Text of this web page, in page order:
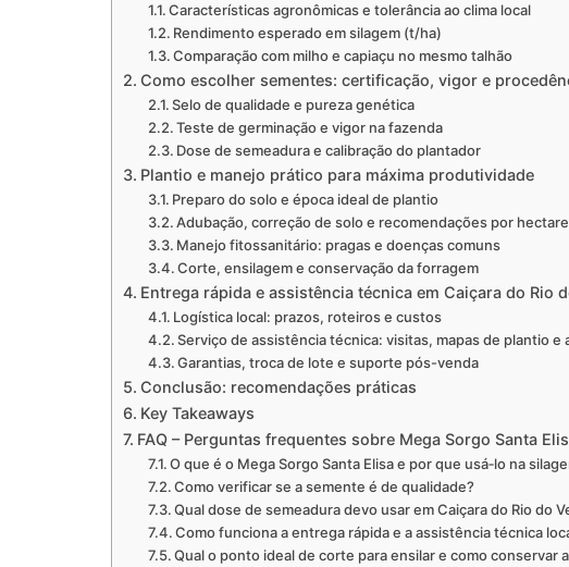
Características agronômicas e tolerância ao clima local
Rendimento esperado em silagem (t/ha)
Comparação com milho e capiaçu no mesmo talhão
Como escolher sementes: certificação, vigor e
Selo de qualidade e pureza genética
Teste de germinação e vigor na fazenda
Dose de semeadura e calibração do plantador
Plantio e manejo prático para máxima produtividade
Preparo do solo e época ideal de plantio
Adubação, correção de solo e recomendações por hectare
Manejo fitossanitário: pragas e doenças comuns
Corte, ensilagem e conservação da forragem
Entrega rápida e assistência técnica em Caiçara do Rio
Logística local: prazos, roteiros e custos
Serviço de assistência técnica: visitas, mapas de plantio e
Garantias, troca de lote e suporte pós-venda
Conclusão: recomendações práticas
Key Takeaways
FAQ – Perguntas frequentes sobre Mega Sorgo Santa
O que é o Mega Sorgo Santa Elisa e por que usá‑lo na
Como verificar se a semente é de qualidade?
Qual dose de semeadura devo usar em Caiçara do Rio do
Como funciona a entrega rápida e a assistência técnica
Qual o ponto ideal de corte para ensilar e como conservar